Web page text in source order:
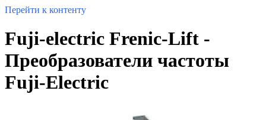
Перейти к контенту
Fuji-electric Frenic-Lift -
Преобразователи частоты
Fuji-Electric